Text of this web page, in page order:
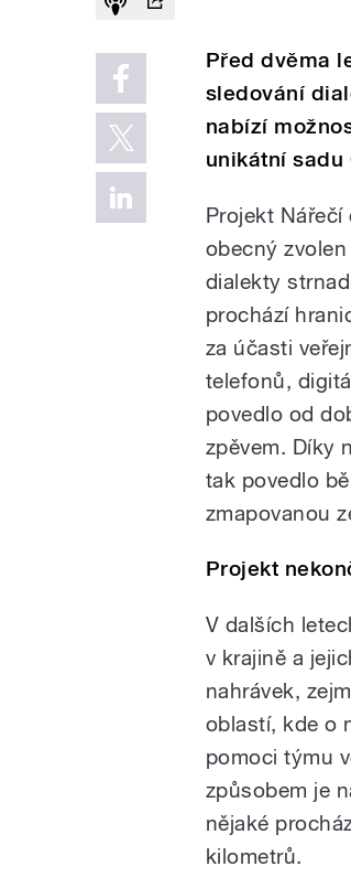
Před dvěma
sledování
nabízí
unikátní sadu
Projekt
obecný
dialekty
prochází
za účasti
telefonů,
povedlo od
zpěvem. Díky
tak povedlo
zmapovanou
Projekt
V dalších
v krajině a
nahrávek,
oblastí, kde o
pomoci týmu
způsobem je
nějaké
kilometrů.